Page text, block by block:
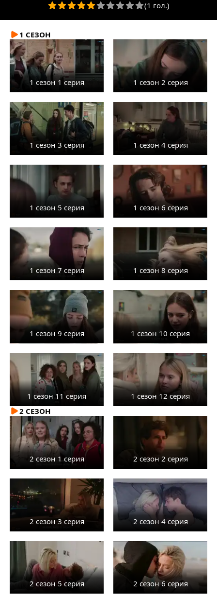
(1 гол.)
1 СЕЗОН
1 сезон 1 серия 1 сезон 2 серия
1 сезон 3 серия 1 сезон 4 серия
1 сезон 5 серия 1 сезон 6 серия
1 сезон 7 серия 1 сезон 8 серия
1 сезон 9 серия 1 сезон 10 серия
1 сезон 11 серия
1 сезон 12 серия
2 СЕЗОН
2 сезон 1 серия 2 сезон 2 серия
2 сезон 3 серия 2 сезон 4 серия
2 сезон 5 серия 2 сезон 6 серия